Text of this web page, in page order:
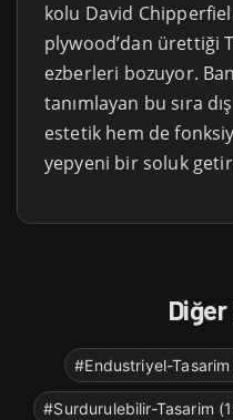
kolu David
plywood’dan ürettiği
ezberleri bozuyor.
tanımlayan bu sıra
estetik hem de
yepyeni bir soluk
#Endustriyel-
#Surdurulebilir-Tasarim